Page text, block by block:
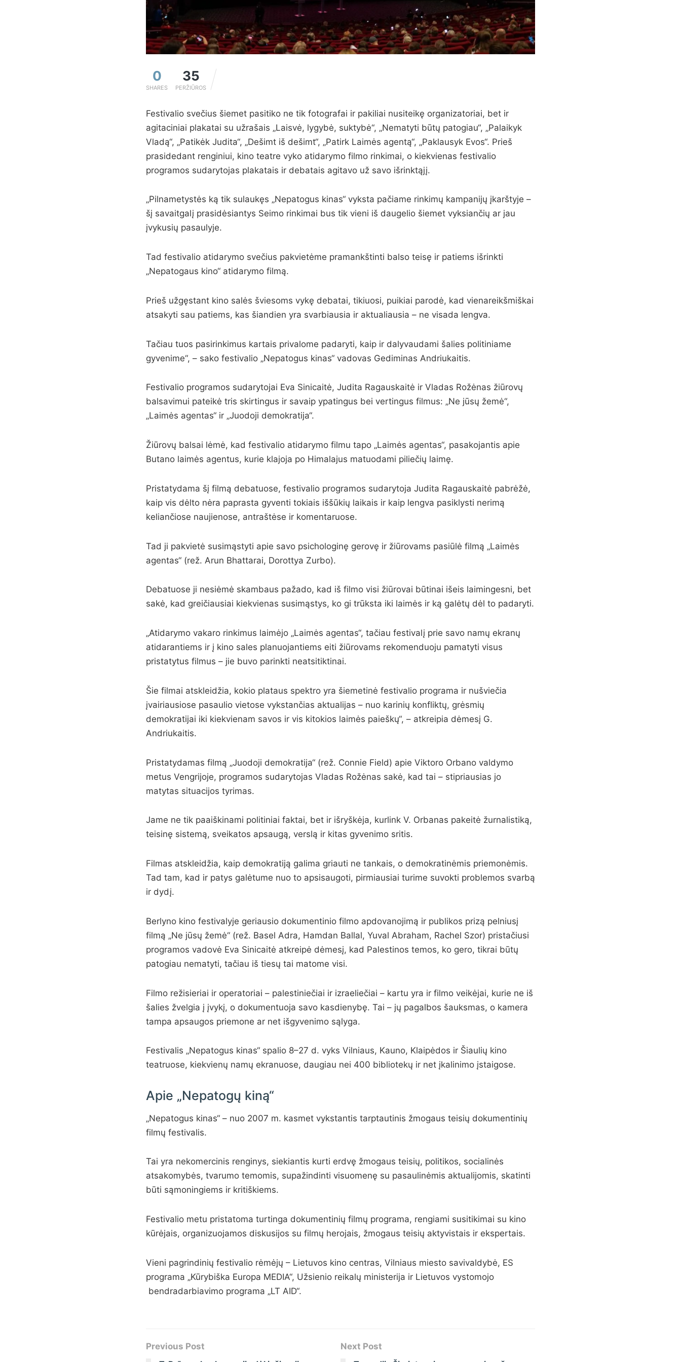
0
SHARES
35
PERŽIŪROS
Festivalio svečius šiemet pasitiko ne tik fotografai ir pakiliai nusiteikę organizatoriai, bet ir
agitaciniai plakatai su užrašais „Laisvė, lygybė, suktybė“, „Nematyti būtų patogiau“, „Palaikyk
Vladą“, „Patikėk Judita“, „Dešimt iš dešimt“, „Patirk Laimės agentą“, „Paklausyk Evos“. Prieš
prasidedant renginiui, kino teatre vyko atidarymo filmo rinkimai, o kiekvienas festivalio
programos sudarytojas plakatais ir debatais agitavo už savo išrinktąjį.
„Pilnametystės ką tik sulaukęs „Nepatogus kinas“ vyksta pačiame rinkimų kampanijų įkarštyje –
šį savaitgalį prasidėsiantys Seimo rinkimai bus tik vieni iš daugelio šiemet vyksiančių ar jau
įvykusių pasaulyje.
Tad festivalio atidarymo svečius pakvietėme pramankštinti balso teisę ir patiems išrinkti
„Nepatogaus kino“ atidarymo filmą.
Prieš užgęstant kino salės šviesoms vykę debatai, tikiuosi, puikiai parodė, kad vienareikšmiškai
atsakyti sau patiems, kas šiandien yra svarbiausia ir aktualiausia – ne visada lengva.
Tačiau tuos pasirinkimus kartais privalome padaryti, kaip ir dalyvaudami šalies politiniame
gyvenime“, – sako festivalio „Nepatogus kinas“ vadovas Gediminas Andriukaitis.
Festivalio programos sudarytojai Eva Sinicaitė, Judita Ragauskaitė ir Vladas Rožėnas žiūrovų
balsavimui pateikė tris skirtingus ir savaip ypatingus bei vertingus filmus: „Ne jūsų žemė“,
„Laimės agentas“ ir „Juodoji demokratija“.
Žiūrovų balsai lėmė, kad festivalio atidarymo filmu tapo „Laimės agentas“, pasakojantis apie
Butano laimės agentus, kurie klajoja po Himalajus matuodami piliečių laimę.
Pristatydama šį filmą debatuose, festivalio programos sudarytoja Judita Ragauskaitė pabrėžė,
kaip vis dėlto nėra paprasta gyventi tokiais iššūkių laikais ir kaip lengva pasiklysti nerimą
keliančiose naujienose, antraštėse ir komentaruose.
Tad ji pakvietė susimąstyti apie savo psichologinę gerovę ir žiūrovams pasiūlė filmą „Laimės
agentas“ (rež. Arun Bhattarai, Dorottya Zurbo).
Debatuose ji nesiėmė skambaus pažado, kad iš filmo visi žiūrovai būtinai išeis laimingesni, bet
sakė, kad greičiausiai kiekvienas susimąstys, ko gi trūksta iki laimės ir ką galėtų dėl to padaryti.
„Atidarymo vakaro rinkimus laimėjo „Laimės agentas“, tačiau festivalį prie savo namų ekranų
atidarantiems ir į kino sales planuojantiems eiti žiūrovams rekomenduoju pamatyti visus
pristatytus filmus – jie buvo parinkti neatsitiktinai.
Šie filmai atskleidžia, kokio plataus spektro yra šiemetinė festivalio programa ir nušviečia
įvairiausiose pasaulio vietose vykstančias aktualijas – nuo karinių konfliktų, grėsmių
demokratijai iki kiekvienam savos ir vis kitokios laimės paieškų“, – atkreipia dėmesį G.
Andriukaitis.
Pristatydamas filmą „Juodoji demokratija“ (rež. Connie Field) apie Viktoro Orbano valdymo
metus Vengrijoje, programos sudarytojas Vladas Rožėnas sakė, kad tai – stipriausias jo
matytas situacijos tyrimas.
Jame ne tik paaiškinami politiniai faktai, bet ir išryškėja, kurlink V. Orbanas pakeitė žurnalistiką,
teisinę sistemą, sveikatos apsaugą, verslą ir kitas gyvenimo sritis.
Filmas atskleidžia, kaip demokratiją galima griauti ne tankais, o demokratinėmis priemonėmis.
Tad tam, kad ir patys galėtume nuo to apsisaugoti, pirmiausiai turime suvokti problemos svarbą
ir dydį.
Berlyno kino festivalyje geriausio dokumentinio filmo apdovanojimą ir publikos prizą pelniusį
filmą „Ne jūsų žemė“ (rež. Basel Adra, Hamdan Ballal, Yuval Abraham, Rachel Szor) pristačiusi
programos vadovė Eva Sinicaitė atkreipė dėmesį, kad Palestinos temos, ko gero, tikrai būtų
patogiau nematyti, tačiau iš tiesų tai matome visi.
Filmo režisieriai ir operatoriai – palestiniečiai ir izraeliečiai – kartu yra ir filmo veikėjai, kurie ne iš
šalies žvelgia į įvykį, o dokumentuoja savo kasdienybę. Tai – jų pagalbos šauksmas, o kamera
tampa apsaugos priemone ar net išgyvenimo sąlyga.
Festivalis „Nepatogus kinas“ spalio 8–27 d. vyks Vilniaus, Kauno, Klaipėdos ir Šiaulių kino
teatruose, kiekvienų namų ekranuose, daugiau nei 400 bibliotekų ir net įkalinimo įstaigose.
Apie „Nepatogų kiną“
„Nepatogus kinas“ – nuo 2007 m. kasmet vykstantis tarptautinis žmogaus teisių dokumentinių
filmų festivalis.
Tai yra nekomercinis renginys, siekiantis kurti erdvę žmogaus teisių, politikos, socialinės
atsakomybės, tvarumo temomis, supažindinti visuomenę su pasaulinėmis aktualijomis, skatinti
būti sąmoningiems ir kritiškiems.
Festivalio metu pristatoma turtinga dokumentinių filmų programa, rengiami susitikimai su kino
kūrėjais, organizuojamos diskusijos su filmų herojais, žmogaus teisių aktyvistais ir ekspertais.
Vieni pagrindinių festivalio rėmėjų – Lietuvos kino centras, Vilniaus miesto savivaldybė, ES
programa „Kūrybiška Europa MEDIA“, Užsienio reikalų ministerija ir Lietuvos vystomojo
bendradarbiavimo programa „LT AID“.
Previous Post
Next Post